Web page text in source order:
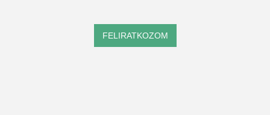
FELIRATKOZOM